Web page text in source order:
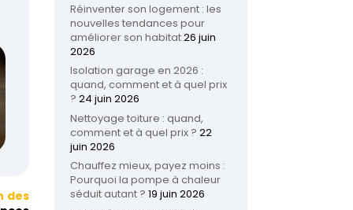
des
Réinventer son logement : les
nouvelles tendances pour
améliorer son habitat26 juin
2026
Isolation garage en 2026 :
quand, comment et à quel prix
? 24 juin 2026
Nettoyage toiture : quand,
comment et à quel prix ? 22
juin 2026
Chauffez mieux, payez moins :
Pourquoi la pompe à chaleur
séduit autant ? 19 juin 2026